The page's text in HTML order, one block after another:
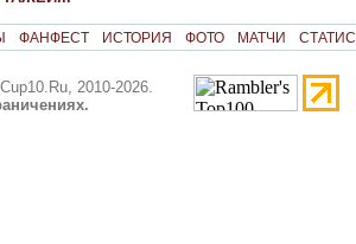
ФАНФЕСТ ИСТОРИЯ ФОТО МАТЧИ
2010-2026.